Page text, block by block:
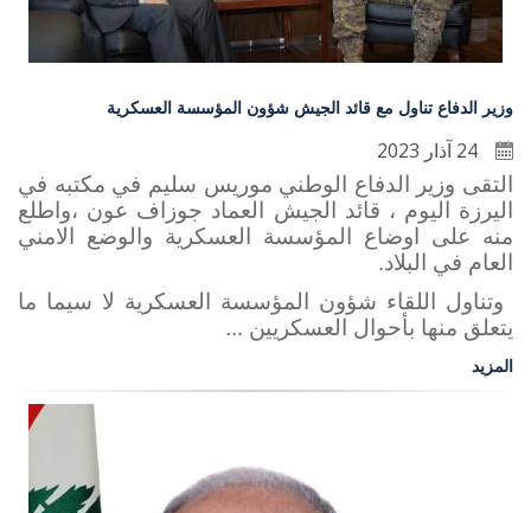
وزير الدفاع تناول مع قائد الجيش شؤون المؤسسة العسكرية
التقى وزير الدفاع الوطني موريس سليم في مكتبه في
اليرزة اليوم ، قائد الجيش العماد جوزاف عون ،واطلع
منه على اوضاع المؤسسة العسكرية والوضع الامني
العام في البلاد.
وتناول اللقاء شؤون المؤسسة العسكرية لا سيما ما
يتعلق منها بأحوال العسكريين ...
المزيد